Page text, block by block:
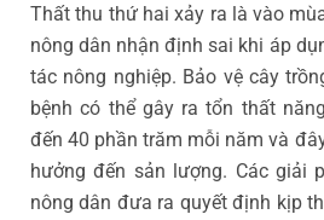
Thất thu thứ hai xảy ra là vào
nông dân nhận định sai khi áp
tác nông nghiệp. Bảo vệ cây
bệnh có thể gây ra tổn thất
đến 40 phần trăm mỗi năm và
hưởng đến sản lượng. Các giải
nông dân đưa ra quyết định kịp